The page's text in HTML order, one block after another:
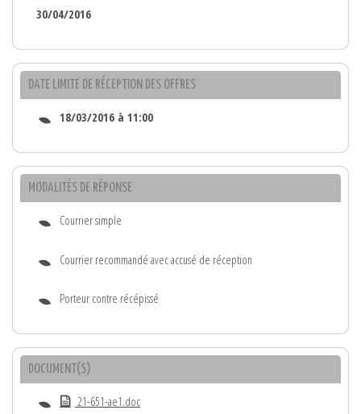
30/04/2016
DATE LIMITE DE RÉCEPTION DES OFFRES
18/03/2016 à 11:00
MODALITÉS DE RÉPONSE
Courrier simple
Courrier recommandé avec accusé de réception
Porteur contre récépissé
DOCUMENT(S)
21-651-ae1.doc